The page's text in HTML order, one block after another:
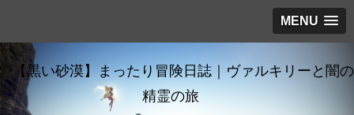
MENU
【黒い砂漠】まったり冒険日誌｜ヴァルキリーと闇の
精霊の旅